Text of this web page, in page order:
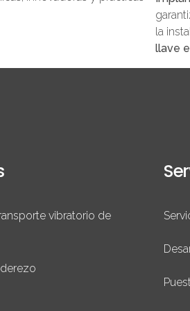
la
llave
vibratorio de